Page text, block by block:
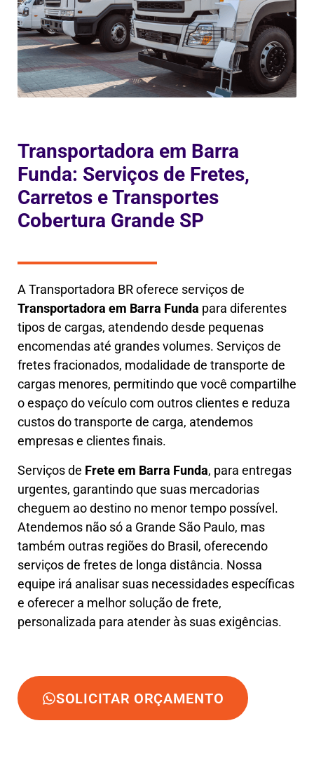
Transportadora em Barra
Funda: Serviços de Fretes,
Carretos e Transportes
Cobertura Grande SP
A Transportadora BR oferece serviços de
Transportadora em Barra Funda para diferentes
tipos de cargas, atendendo desde pequenas
encomendas até grandes volumes. Serviços de
fretes fracionados, modalidade de transporte de
cargas menores, permitindo que você compartilhe
o espaço do veículo com outros clientes e reduza
custos do transporte de carga, atendemos
empresas e clientes finais.
Serviços de Frete em Barra Funda, para entregas
urgentes, garantindo que suas mercadorias
cheguem ao destino no menor tempo possível.
Atendemos não só a Grande São Paulo, mas
também outras regiões do Brasil, oferecendo
serviços de fretes de longa distância. Nossa
equipe irá analisar suas necessidades específicas
e oferecer a melhor solução de frete,
personalizada para atender às suas exigências.
SOLICITAR ORÇAMENTO